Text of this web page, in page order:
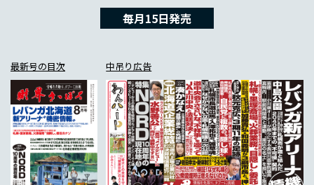
毎月15日発売
最新号の目次 中吊り広告